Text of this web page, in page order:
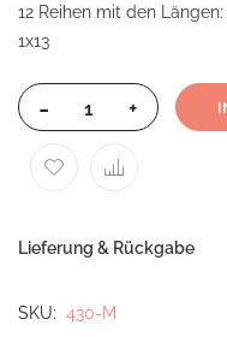
12 Reihen mit den Längen:
1x13
- +
Lieferung & Rückgabe
SKU 430-M